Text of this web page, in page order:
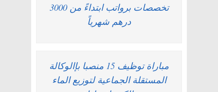
تخصصات برواتب ابتداءً من 3000
درهم شهرياً
مباراة توظيف 15 منصبا بإالوكالة
المستقلة الجماعية لتوزيع الماء